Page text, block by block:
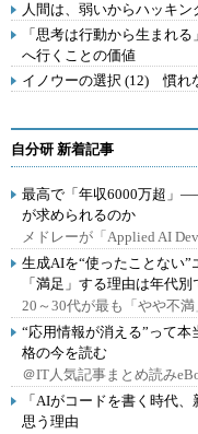
人間は、弱いからハッキ
「思考は行動から生まれ
へ行くことの価値
イノウーの選択 (12) 慣れ
自分研 新着記事
最高で「年収6000万超」
が求められるのか
メドレーが「Applied AI
生成AIを“使ったことない
「満足」する理由は年代
20～30代が最も「やや不満
“応用情報が消える”って
格の今を読む
＠IT人気記事まとめ読み
「AIがコードを書く時代
思う理由